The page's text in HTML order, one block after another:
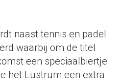
naast tennis en padel
waarbij om de titel
een speciaalbiertje
het Lustrum een extra